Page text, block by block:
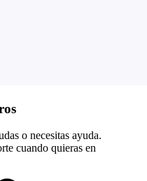
o necesitas ayuda.
cuando quieras en